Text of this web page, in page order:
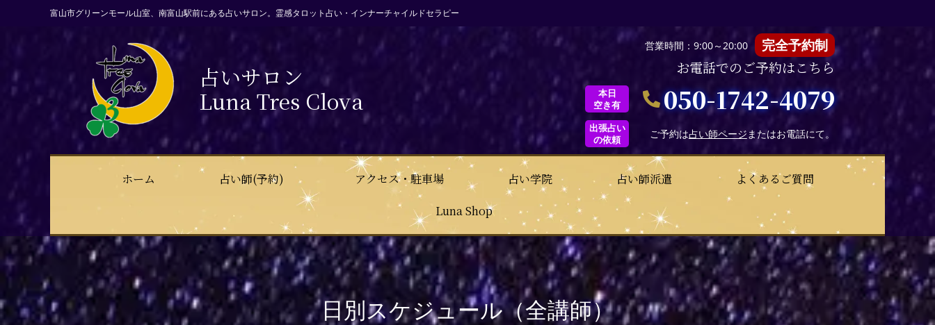
富山市グリーンモール山室、南富山駅前にある占いサロン。霊感タロット占い・インナーチャイルドセラピー
占いサロン
Luna Tres Clova
営業時間：9:00～20:00 完全予約制
お電話でのご予約はこちら
本日
空き有
050-1742-4079
出張占い
の依頼
ご予約は占い師ページまたはお電話にて。
ホーム 占い師(予約) アクセス・駐車場 占い学院 占い師派遣
よくあるご質問
Luna Shop
日別スケジュール（全講師）